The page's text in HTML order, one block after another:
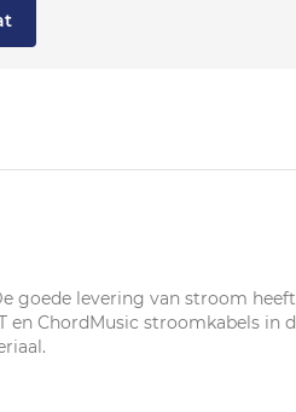
goede levering van stroom
ChordMusic stroomkabels in